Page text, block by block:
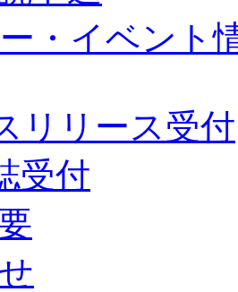
・イベント
リリース受付
受付